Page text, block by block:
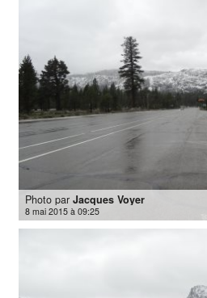
Photo par Jacques Voyer
8 mai 2015 à 09:25